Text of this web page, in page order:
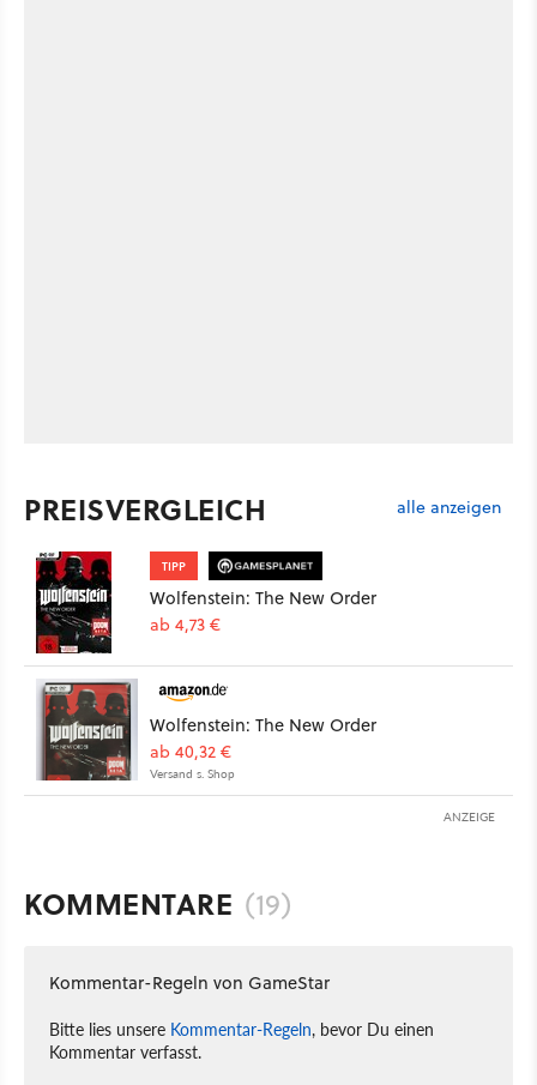
PREISVERGLEICH alle anzeigen
TIPP
Wolfenstein: The New Order
ab 4,73 €
Wolfenstein: The New Order
ab 40,32 €
Versand s. Shop
ANZEIGE
KOMMENTARE (19)
Kommentar-Regeln von GameStar
Bitte lies unsere Kommentar-Regeln, bevor Du einen
Kommentar verfasst.